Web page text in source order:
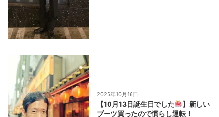
2025年10月16日
【10月13日誕生日でした
】新しい
ブーツ買ったので慣らし運転！